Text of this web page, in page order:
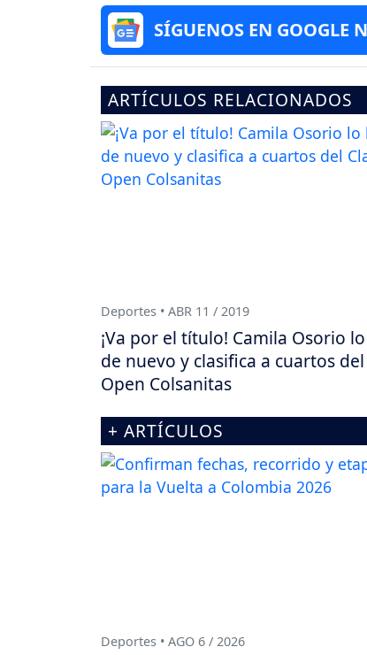
SÍGUENOS EN GOOGLE
ARTÍCULOS RELACIONADOS
Deportes • ABR 11 / 2019
¡Va por el título! Camila Osorio
de nuevo y clasifica a cuartos
Open Colsanitas
+ ARTÍCULOS
Deportes • AGO 6 / 2026